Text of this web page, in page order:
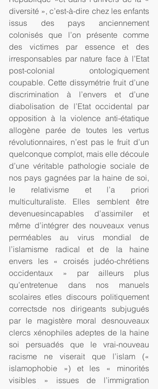
diversité », c’est-à-dire chez les enfants
issus des pays anciennement
colonisés que l’on présente comme
des victimes par essence et des
irresponsables par nature face à l’Etat
post-colonial ontologiquement
coupable. Cette dissymétrie fruit d’une
discrimination à l’envers et d’une
diabolisation de l’Etat occidental par
opposition à la violence anti-étatique
allogène parée de toutes les vertus
révolutionnaires, n’est pas le fruit d’un
quelconque complot, mais elle découle
d’une véritable pathologie sociale de
nos pays gagnées par la haine de soi,
le relativisme et l’a priori
multiculturaliste. Elles semblent être
devenuesincapables d’assimiler et
même d’intégrer des nouveaux venus
perméables au virus mondial de
l’islamisme radical et de la haine
envers les « croisés judéo-chrétiens
occidentaux » par ailleurs plus
qu’entretenue dans nos manuels
scolaires etles discours politiquement
correctsde nos dirigeants subjugués
par le magistère moral desnouveaux
clercs xénophiles adeptes de la haine
soi persuadés que le vrai-nouveau
racisme ne viserait que l’islam («
islamophobie ») et les « minorités
visibles » issues de l’immigration